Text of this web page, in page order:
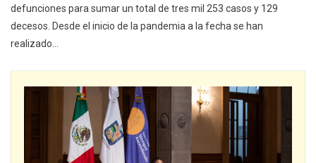
defunciones para sumar un total de tres mil 253 casos y 129
decesos. Desde el inicio de la pandemia a la fecha se han
realizado…